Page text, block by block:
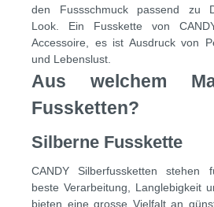
den Fussschmuck passend zu
Look. Ein Fusskette von
Accessoire, es ist Ausdruck von
und Lebenslust.
Aus welchem
Fussketten?
Silberne Fusskette
CANDY Silberfussketten stehen
beste Verarbeitung, Langlebigkeit
bieten eine grosse Vielfalt an